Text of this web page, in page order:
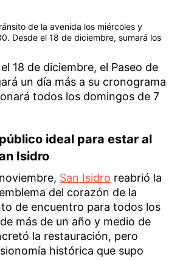
de la avenida los miércoles y
Desde el 18 de diciembre, sumará los
18 de diciembre, el Paseo de
un día más a su cronograma
todos los domingos de 7
ideal para estar al
Isidro
San Isidro reabrió la
del corazón de la
de encuentro para todos los
más de un año y medio de
la restauración, pero
histórica que supo